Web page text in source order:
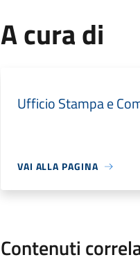
A cura di
Ufficio Stampa e
VAI ALLA PAGINA
Contenuti